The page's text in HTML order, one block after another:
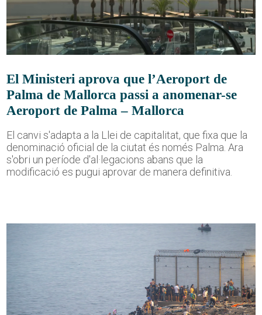
El Ministeri aprova que l’Aeroport de
Palma de Mallorca passi a anomenar-se
Aeroport de Palma – Mallorca
El canvi s'adapta a la Llei de capitalitat, que fixa que la
denominació oficial de la ciutat és només Palma. Ara
s'obri un període d'al·legacions abans que la
modificació es pugui aprovar de manera definitiva.